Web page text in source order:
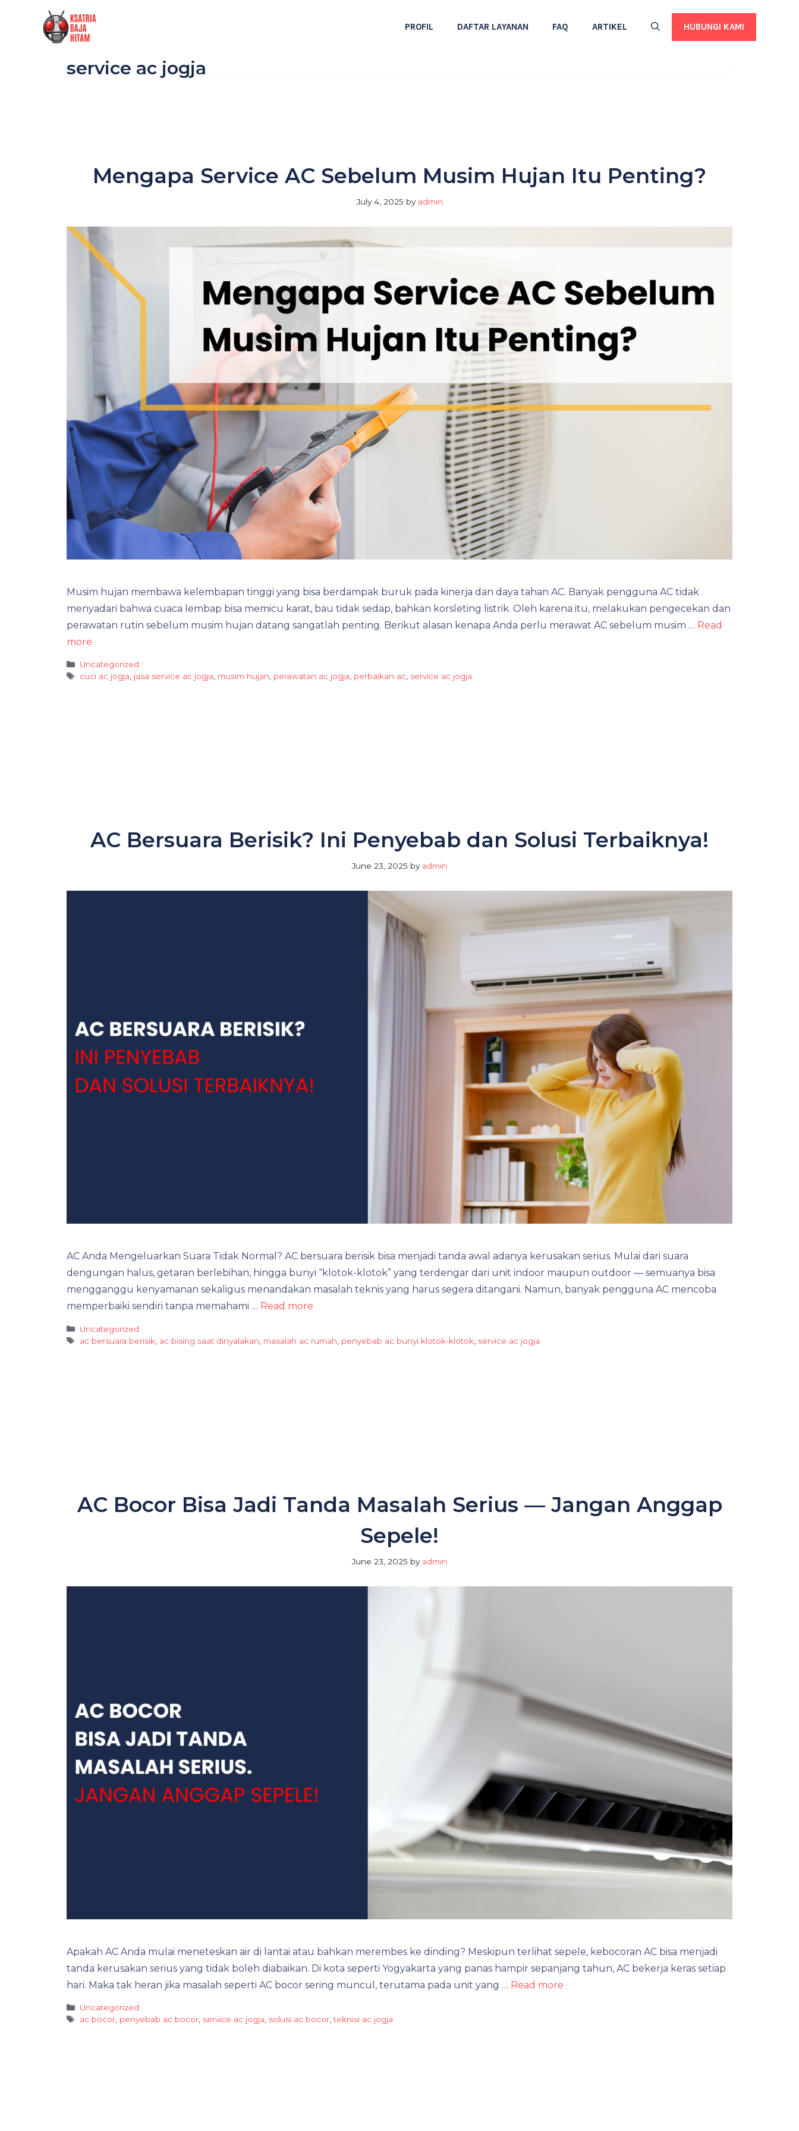
PROFIL DAFTAR LAYANAN FAQ ARTIKEL HUBUNGI KAMI
service ac jogja
Mengapa Service AC Sebelum Musim Hujan Itu Penting?
July 4, 2025 by admin
Musim hujan membawa kelembapan tinggi yang bisa berdampak buruk pada kinerja dan daya tahan AC. Banyak pengguna AC tidak
menyadari bahwa cuaca lembap bisa memicu karat, bau tidak sedap, bahkan korsleting listrik. Oleh karena itu, melakukan pengecekan dan
perawatan rutin sebelum musim hujan datang sangatlah penting. Berikut alasan kenapa Anda perlu merawat AC sebelum musim … Read
more
Categories
Uncategorized
Tags
cuci ac jogja, jasa service ac jogja, musim hujan, perawatan ac jogja, perbaikan ac, service ac jogja
AC Bersuara Berisik? Ini Penyebab dan Solusi Terbaiknya!
June 23, 2025 by admin
AC Anda Mengeluarkan Suara Tidak Normal? AC bersuara berisik bisa menjadi tanda awal adanya kerusakan serius. Mulai dari suara
dengungan halus, getaran berlebihan, hingga bunyi “klotok-klotok” yang terdengar dari unit indoor maupun outdoor — semuanya bisa
mengganggu kenyamanan sekaligus menandakan masalah teknis yang harus segera ditangani. Namun, banyak pengguna AC mencoba
memperbaiki sendiri tanpa memahami … Read more
Categories
Uncategorized
Tags
ac bersuara berisik, ac bising saat dinyalakan masalah ac rumah penyebab ac bunyi klotok-klotok, service ac jogja
AC Bocor Bisa Jadi Tanda Masalah Serius — Jangan Anggap
Sepele!
June 23, 2025 by admin
Apakah AC Anda mulai meneteskan air di lantai atau bahkan merembes ke dinding? Meskipun terlihat sepele, kebocoran AC bisa menjadi
tanda kerusakan serius yang tidak boleh diabaikan. Di kota seperti Yogyakarta yang panas hampir sepanjang tahun, AC bekerja keras setiap
hari. Maka tak heran jika masalah seperti AC bocor sering muncul, terutama pada unit yang … Read more
Categories
Uncategorized
Tags
ac bocor, penyebab ac bocor, service ac jogja solusi ac bocor,teknisi ac jogja